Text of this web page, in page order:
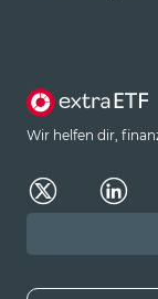
Wir helfen dir,